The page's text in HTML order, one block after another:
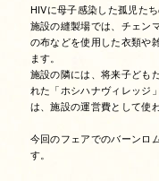
HIVに母子感染した孤児た
施設の縫製場では、チェン
の布などを使用した衣類や
ます。
施設の隣には、将来子ども
れた「ホシハナヴィレッジ
は、施設の運営費として使
今回のフェアでのバーンロ
す。